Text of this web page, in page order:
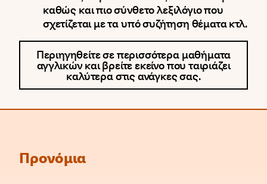
καθώς και πιο σύνθετο λεξιλόγιο που
σχετίζεται με τα υπό συζήτηση θέματα κτλ.
Περιηγηθείτε σε περισσότερα μαθήματα
αγγλικών και βρείτε εκείνο που ταιριάζει
καλύτερα στις ανάγκες σας.
Προνόμια